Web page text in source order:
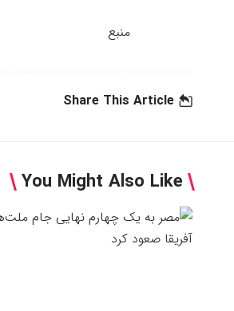
منبع
Share This Article
You Might Also Like